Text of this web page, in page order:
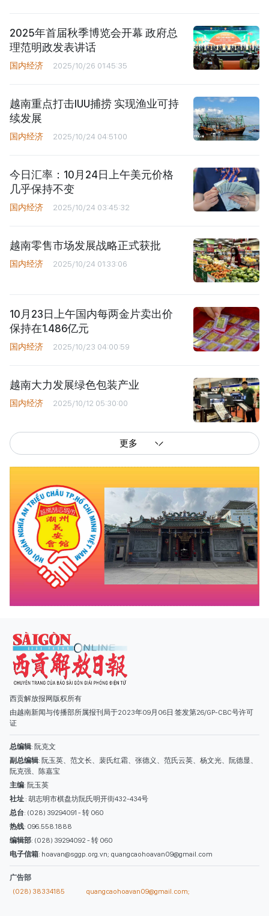
2025年首届秋季博览会开幕 政府总
理范明政发表讲话
国内经济 2025/10/26 01:45:35
越南重点打击IUU捕捞 实现渔业可持
续发展
国内经济 2025/10/24 04:51:00
今日汇率：10月24日上午美元价格
几乎保持不变
国内经济 2025/10/24 03:45:32
越南零售市场发展战略正式获批
国内经济 2025/10/24 01:33:06
10月23日上午国内每两金片卖出价
保持在1.486亿元
国内经济 2025/10/23 04:00:59
越南大力发展绿色包装产业
国内经济 2025/10/12 05:30:00
更多
西贡解放报网版权所有
由越南新闻与传播部所属报刊局于2023年09月06日 签发第26/GP-CBC号许可
副总编辑: 阮玉英、范文长、裴氏红霜、张德义、范氏云英、杨文光、阮德显、
阮克强、陈嘉宝
主编: 阮玉英
社址: 胡志明市棋盘坊阮氏明开街432-434号
总台: (028) 39294091 - 转 060
热线: 096.558.1888
编辑部: (028) 39294092 - 转 060
电子信箱
广告部
(028) 38334185
quangcaohoavan09@gmail.com;
类别